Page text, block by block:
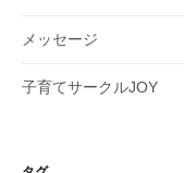
メッセージ
子育てサークルJOY